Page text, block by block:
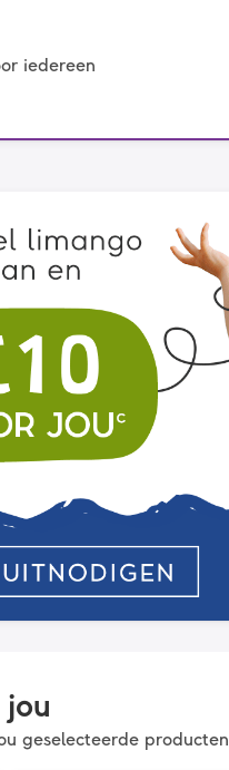
iedereen
jou
geselecteerde producten